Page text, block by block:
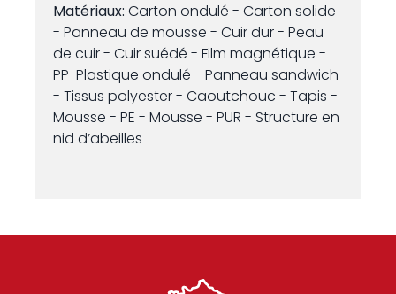
Matériaux: Carton ondulé - Carton solide
- Panneau de mousse - Cuir dur - Peau
de cuir - Cuir suédé - Film magnétique -
PP Plastique ondulé - Panneau sandwich
- Tissus polyester - Caoutchouc - Tapis -
Mousse - PE - Mousse - PUR - Structure en
nid d’abeilles